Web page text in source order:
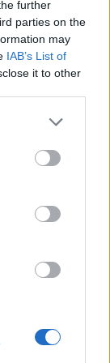
further
parties on the
may
IAB’s List of
it to other
cijeniti riječi
strana
Omera i
pa tako da
ni za
i čekaš da